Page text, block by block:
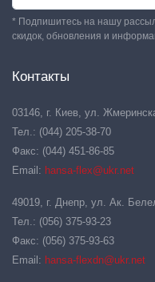
* Подпишитесь на нашу
скидок, обновления и
Контакты
03146, г. Киев, ул.
Тел.: (044) 205-38-70
Факс: (044) 451-86-85
Email: hansa-flex@ukr.net
49019, г. Днепр, ул. Ак.
Тел.: (056) 375-93-23
Факс: (056) 375-93-63
Email: hansa-flexdn@ukr.net